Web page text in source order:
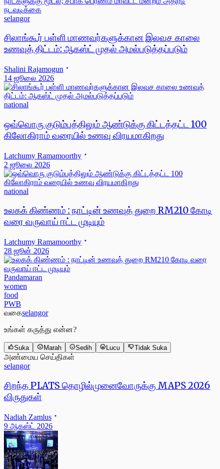
selangor
சிலாங்கூர் பள்ளி மாணவர்களுக்கான இலவச காலை
உணவுத் திட்டம்: ஆகஸ்ட் முதல் அமல்படுத்தப்படும்
Shalini Rajamogun
14 ஜூலை 2026
national
ஒவ்வொரு குடும்பத்திலும் ஆண்டுக்கு கிட்டத்தட்ட 100
கிலோகிராம் வரையில் உணவு விரயமாகிறது
Latchumy Ramamoorthy
2 ஜூலை 2026
national
உலகக் கிண்ணம் : நாட்டின் உணவுத் துறை RM210 கோடி
வரை வருவாய் ஈட்ட முடியும்
Latchumy Ramamoorthy
28 ஜூன் 2026
Pandamaran
women
food
PWB
வகைselangor
உங்கள் கருத்து என்ன?
Suka Marah Sedih Lucu Tidak Suka
அண்மைய செய்திகள்
selangor
சிறந்த PLATS தொழில்முனைவோருக்கு MAPS 2026
விருதுகள்
Nadiah Zamlus
9 ஆகஸ்ட் 2026